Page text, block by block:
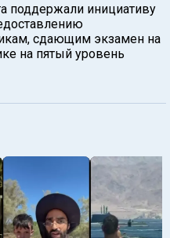
поддержали инициативу
сдающим экзамен на
на пятый уровень